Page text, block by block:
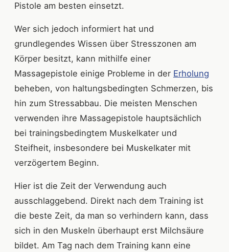
Pistole am besten einsetzt.
Wer sich jedoch informiert hat und
grundlegendes Wissen über Stresszonen am
Körper besitzt, kann mithilfe einer
Massagepistole einige Probleme in der Erholung
beheben, von haltungsbedingten Schmerzen, bis
hin zum Stressabbau. Die meisten Menschen
verwenden ihre Massagepistole hauptsächlich
bei trainingsbedingtem Muskelkater und
Steifheit, insbesondere bei Muskelkater mit
verzögertem Beginn.
Hier ist die Zeit der Verwendung auch
ausschlaggebend. Direkt nach dem Training ist
die beste Zeit, da man so verhindern kann, dass
sich in den Muskeln überhaupt erst Milchsäure
bildet. Am Tag nach dem Training kann eine